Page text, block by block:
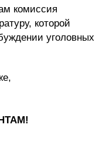
комиссия
которой
уголовных